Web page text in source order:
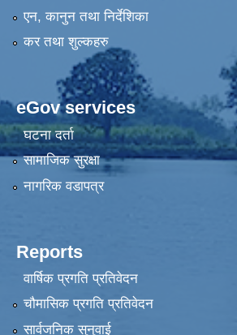
एन, कानुन तथा निर्देशिका
कर तथा शुल्कहरु
eGov services
घटना दर्ता
सामाजिक सुरक्षा
नागरिक वडापत्र
Reports
वार्षिक प्रगति प्रतिवेदन
चौमासिक प्रगति प्रतिवेदन
सार्वजनिक सुनुवाई